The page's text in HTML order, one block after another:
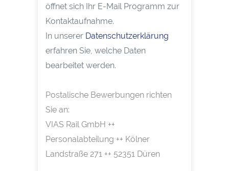
öffnet sich Ihr E-Mail Programm zur
Kontaktaufnahme.
In unserer Datenschutzerklärung
erfahren Sie, welche Daten
bearbeitet werden.
Postalische Bewerbungen richten
Sie an:
VIAS Rail GmbH ++
Personalabteilung ++ Kölner
Landstraße 271 ++ 52351 Düren